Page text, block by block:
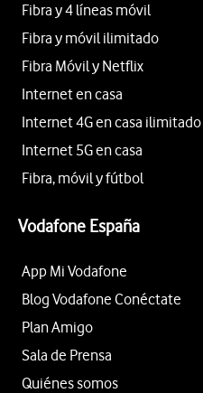
Fibra y 4 líneas móvil
Fibra y móvil ilimitado
Fibra Móvil y Netflix
Internet en casa
Internet 4G en casa ilimitado
Internet 5G en casa
Fibra, móvil y fútbol
Vodafone España
App Mi Vodafone
Blog Vodafone Conéctate
Plan Amigo
Sala de Prensa
Quiénes somos